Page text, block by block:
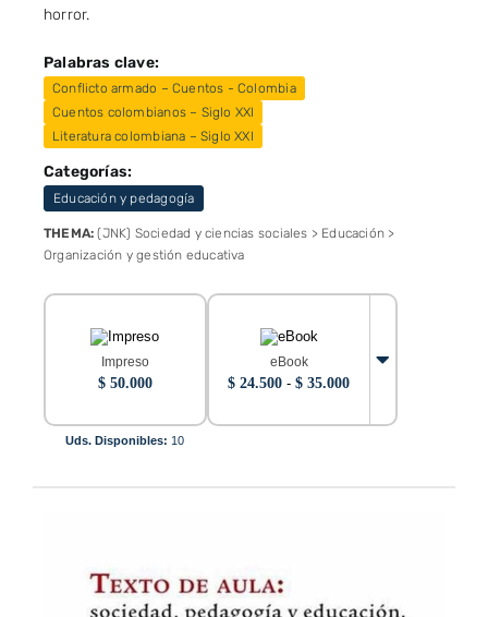
horror.
Palabras clave:
Conflicto armado – Cuentos - Colombia
Cuentos colombianos – Siglo XXI
Literatura colombiana – Siglo XXI
Categorías:
Educación y pedagogía
THEMA: (JNK) Sociedad y ciencias sociales > Educación >
Organización y gestión educativa
Impreso
$50.000
Uds. Disponibles: 10
eBook
$ 24.500 - $ 35.000Rango
desde